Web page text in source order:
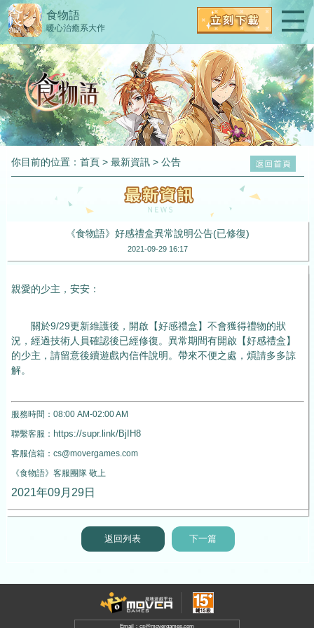
食物語
暖心治癒系大作
你目前的位置：首頁 >最新資訊 >公告
《食物語》好感禮盒異常說明公告(已修復)
2021-09-29 16:17
親愛的少主，安安：
關於9/29更新維護後，開啟【好感禮盒】不會獲得禮物的狀
況，經過技術人員確認後已經修復。異常期間有開啟【好感禮盒】
的少主，請留意後續遊戲內信件說明。帶來不便之處，煩請多多諒
解。
服務時間：08:00 AM-02:00 AM
聯繫客服： https://supr.link/BjIH8
客服信箱：cs@movergames.com
《食物語》客服團隊 敬上
2021年09月29日
返回列表 下一篇
Email：cs@movergames.com